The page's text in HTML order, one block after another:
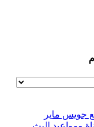
جويس ماير